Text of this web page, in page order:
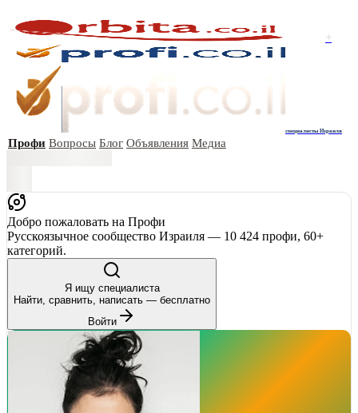
+
специалисты Израиля
Профи Вопросы Блог Объявления Медиа
Добро пожаловать на Профи
Русскоязычное сообщество Израиля — 10 424 профи, 60+
категорий.
Я ищу специалиста
Найти, сравнить, написать — бесплатно
Войти